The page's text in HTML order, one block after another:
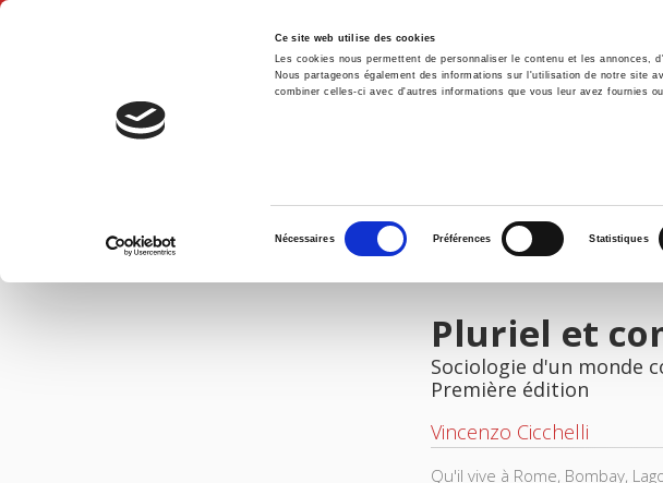
Ce site web utilise des cookies
Les cookies nous permettent de personnaliser le contenu et les
Nous partageons également des informations sur l'utilisation de notre site
combiner celles-ci avec d'autres informations que vous leur avez fournies
consentement
Nécessaires Préférences Statistiques
Accueil
IMAGES
Pluriel et
Sociologie d'un monde
Première édition
Vincenzo Cicchelli
Qu'il vive à Rome, Bombay,